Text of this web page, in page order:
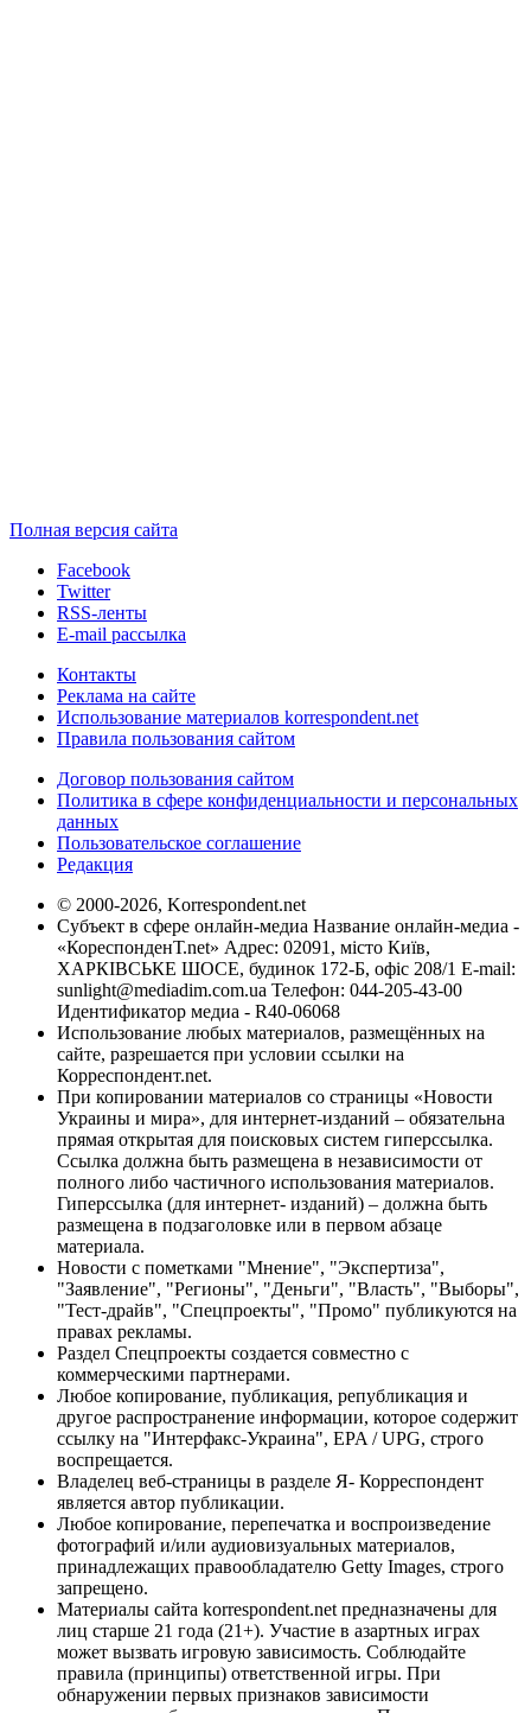
Полная версия сайта
Facebook
Twitter
RSS-ленты
E-mail рассылка
Контакты
Реклама на сайте
Использование материалов korrespondent.net
Правила пользования сайтом
Договор пользования сайтом
Политика в сфере конфиденциальности и персональных
данных
Пользовательское соглашение
Редакция
© 2000-2026, Korrespondent.net
Субъект в сфере онлайн-медиа Название онлайн-медиа -
«КореспонденТ.net» Адрес: 02091, місто Київ,
ХАРКІВСЬКЕ ШОСЕ, будинок 172-Б, офіс 208/1 E-mail:
sunlight@mediadim.com.ua Телефон: 044-205-43-00
Идентификатор медиа - R40-06068
Использование любых материалов, размещённых на
сайте, разрешается при условии ссылки на
Корреспондент.net.
При копировании материалов со страницы «Новости
Украины и мира», для интернет-изданий – обязательна
прямая открытая для поисковых систем гиперссылка.
Ссылка должна быть размещена в независимости от
полного либо частичного использования материалов.
Гиперссылка (для интернет- изданий) – должна быть
размещена в подзаголовке или в первом абзаце
материала.
Новости с пометками "Мнение", "Экспертиза",
"Заявление", "Регионы", "Деньги", "Власть", "Выборы",
"Тест-драйв", "Спецпроекты", "Промо" публикуются на
правах рекламы.
Раздел Спецпроекты создается совместно с
коммерческими партнерами.
Любое копирование, публикация, републикация и
другое распространение информации, которое содержит
ссылку на "Интерфакс-Украина", EPA / UPG, строго
воспрещается.
Владелец веб-страницы в разделе Я- Корреспондент
является автор публикации.
Любое копирование, перепечатка и воспроизведение
фотографий и/или аудиовизуальных материалов,
принадлежащих правообладателю Getty Images, строго
запрещено.
Материалы сайта korrespondent.net предназначены для
лиц старше 21 года (21+). Участие в азартных играх
может вызвать игровую зависимость. Соблюдайте
правила (принципы) ответственной игры. При
обнаружении первых признаков зависимости